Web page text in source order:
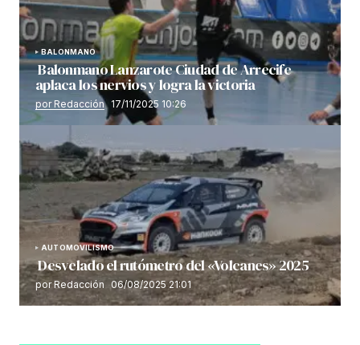
BALONMANO
Balonmano Lanzarote Ciudad de Arrecife
aplaca los nervios y logra la victoria
por Redacción 17/11/2025 10:26
AUTOMOVILISMO
Desvelado el rutómetro del «Volcanes» 2025
por Redacción 06/08/2025 21:01